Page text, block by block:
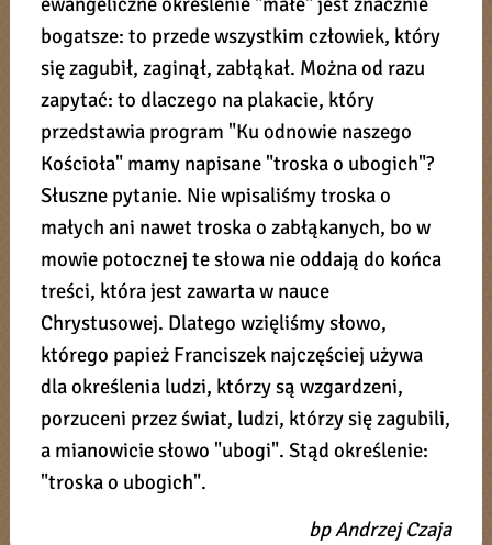
bogatsze: to przede wszystkim człowiek, który
się zagubił, zaginął, zabłąkał. Można od razu
zapytać: to dlaczego na plakacie, który
przedstawia program "Ku odnowie naszego
Kościoła" mamy napisane "troska o ubogich"?
Słuszne pytanie. Nie wpisaliśmy troska o
małych ani nawet troska o zabłąkanych, bo w
mowie potocznej te słowa nie oddają do końca
treści, która jest zawarta w nauce
Chrystusowej. Dlatego wzięliśmy słowo,
którego papież Franciszek najczęściej używa
dla określenia ludzi, którzy są wzgardzeni,
porzuceni przez świat, ludzi, którzy się zagubili,
a mianowicie słowo "ubogi". Stąd określenie:
"troska o ubogich".
bp Andrzej Czaja